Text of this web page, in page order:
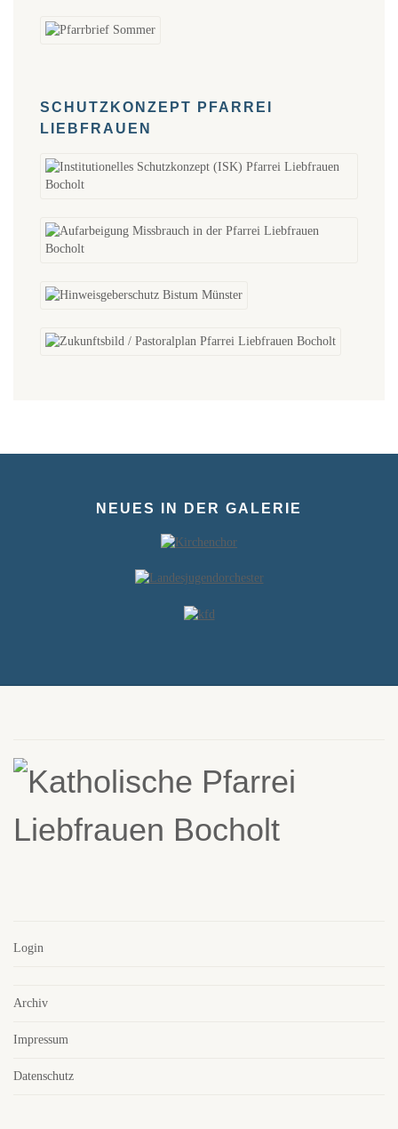
SCHUTZKONZEPT PFARREI
LIEBFRAUEN
NEUES IN DER GALERIE
Login
Archiv
Impressum
Datenschutz